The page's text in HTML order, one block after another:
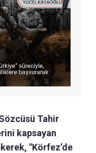
Tahir
kapsayan
"Körfez’de